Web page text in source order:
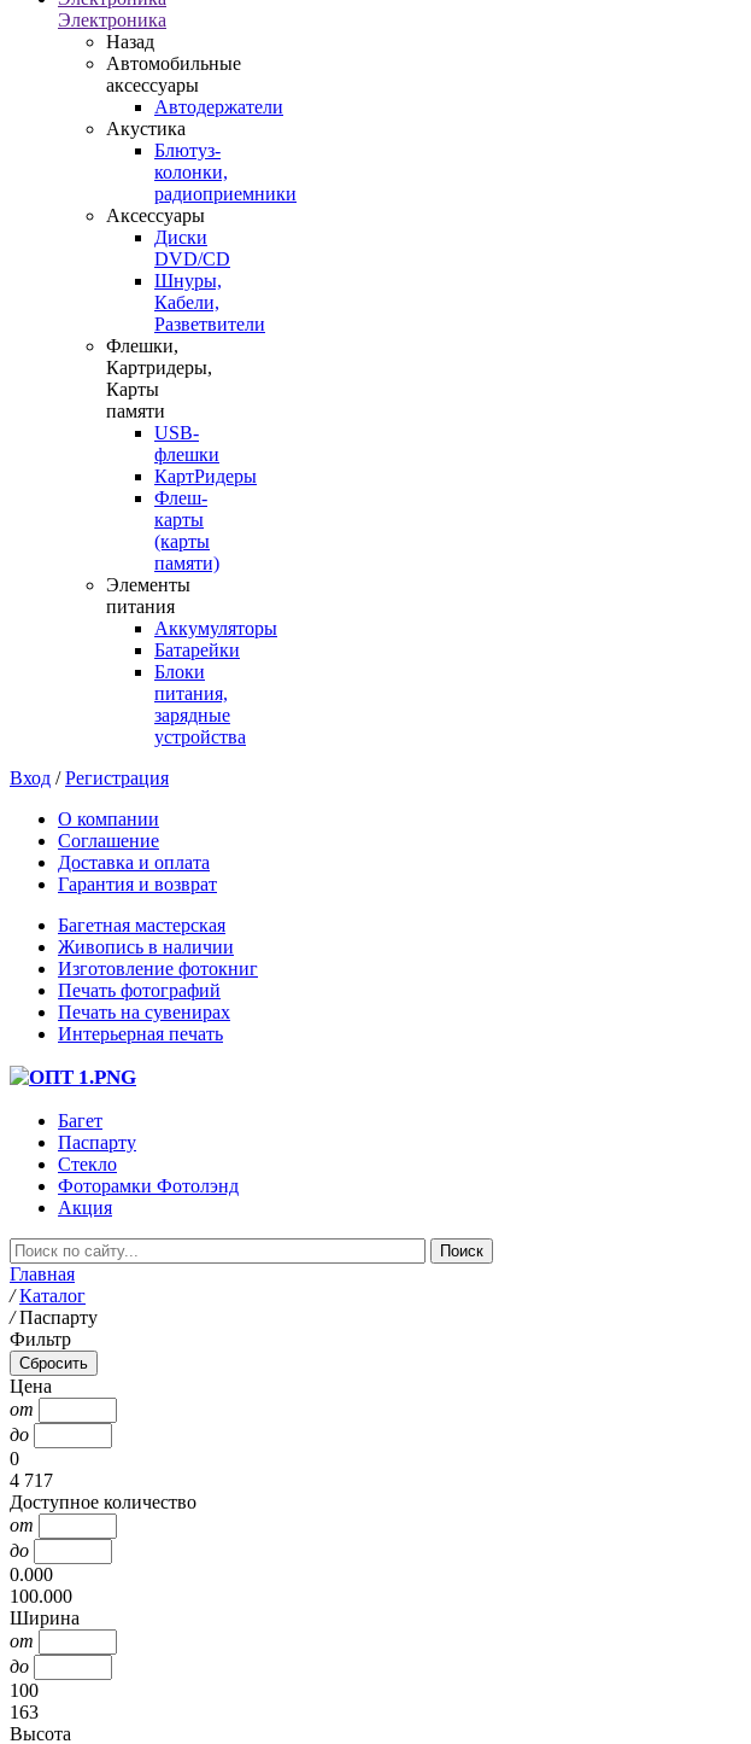
Электроника
Назад
Автомобильные
аксессуары
Автодержатели
Акустика
Блютуз-
колонки,
радиоприемники
Аксессуары
Диски
DVD/CD
Шнуры,
Кабели,
Разветвители
Флешки,
Картридеры,
Карты
памяти
USB-
флешки
КартРидеры
Флеш-
карты
(карты
памяти)
Элементы
питания
Аккумуляторы
Батарейки
Блоки
питания,
зарядные
устройства
Вход /Регистрация
О компании
Соглашение
Доставка и оплата
Гарантия и возврат
Багетная мастерская
Живопись в наличии
Изготовление фотокниг
Печать фотографий
Печать на сувенирах
Интерьерная печать
Багет
Паспарту
Стекло
Фоторамки Фотолэнд
Акция
Главная
/ Каталог
/ Паспарту
Фильтр
Цена
от
до
0
4 717
Доступное количество
от
до
0.000
100.000
Ширина
от
до
100
163
Высота